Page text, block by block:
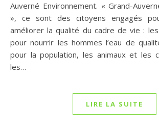
Auverné Environnement. « Grand-
», ce sont des citoyens engagés
améliorer la qualité du cadre de vie :
pour nourrir les hommes l’eau de
pour la population, les animaux et les
les…
LIRE LA SUITE